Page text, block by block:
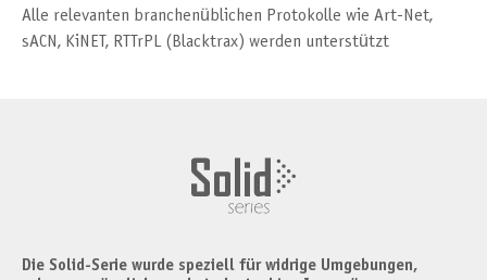
Alle relevanten branchenüblichen Protokolle wie Art-Net,
sACN, KiNET, RTTrPL (Blacktrax) werden unterstützt
Die Solid-Serie wurde speziell für widrige Umgebungen,